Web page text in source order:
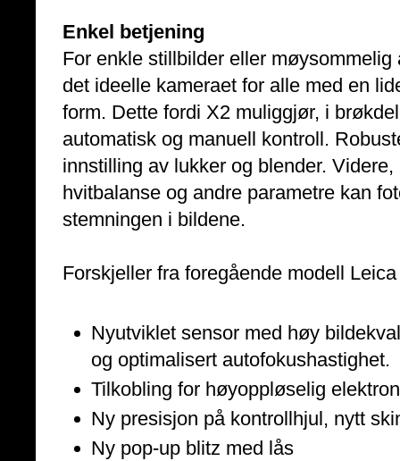
Enkel betjening
For enkle stillbilder eller
det ideelle kameraet for alle med en
form. Dette fordi X2 muliggjør, i
automatisk og manuell kontroll.
innstilling av lukker og blender.
hvitbalanse og andre parametre kan
stemningen i bildene.
Forskjeller fra foregående modell
Nyutviklet sensor med høy
og optimalisert autofokushastighet.
Tilkobling for høyoppløselig
Ny presisjon på kontrollhjul, nytt
Ny pop-up blitz med lås